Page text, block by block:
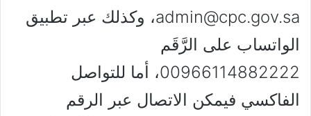
admin@cpc.gov.sa، وكذلك عبر تطبيق
الواتساب على الرَّقَم
00966114882222، أما للتواصل
الفاكسي فيمكن الاتصال عبر الرقم